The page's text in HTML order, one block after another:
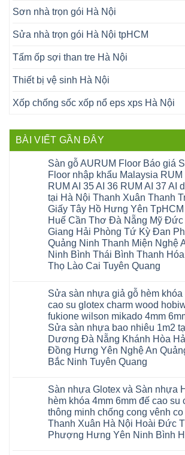
Sơn nhà trọn gói Hà Nội
Sửa nhà trọn gói Hà Nội tpHCM
Tấm ốp sợi than tre Hà Nội
Thiết bị vệ sinh Hà Nội
Xốp chống sốc xốp nổ eps xps Hà Nội
BÀI VIẾT GẦN ĐÂY
Sàn gỗ AURUM Floor Báo giá
Floor nhập khẩu Malaysia RUM
RUM AI 35 AI 36 RUM AI 37 AI
tại Hà Nội Thanh Xuân Thanh
Giấy Tây Hồ Hưng Yên
Huế Cần Thơ Đà Nẵng Mỹ
Giang Hải Phòng Tứ Kỳ Đan
Quảng Ninh Thanh Miện Nghệ
Ninh Bình Thái Bình Thanh
Thọ Lào Cai Tuyên Quang
bình
luận
ở
Sàn
gỗ
AURUM
Floor
Báo
giá
Sàn
Floor
nhập
khẩu
Malaysia
14
AI
Sửa sàn nhựa giả gỗ hèm khóa
cao su glotex charm wood
fukione wilson mikado 4mm
Sửa sàn nhựa bao nhiêu 1m2
Dương Đà Nẵng Khánh Hòa
Đồng Hưng Yên Nghệ An
Bắc Ninh Tuyên Quang
bình
luận
ở
Sửa
sàn
nhựa
giả
Sàn nhựa Glotex và Sàn nhựa
hèm khóa 4mm 6mm đế cao su
thông minh chống cong vênh
Thanh Xuân Hà Nội Hoài Đức
Phượng Hưng Yên Ninh Bình